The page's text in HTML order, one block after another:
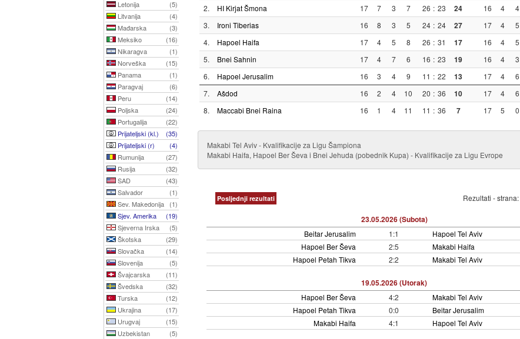
Letonija
(5)
Litvanija
(4)
Mađarska
(3)
Meksiko
(16)
Nikaragva
(1)
Norveška
(15)
Panama
(1)
Paragvaj
(6)
Peru
(14)
Poljska
(24)
Portugalija
(22)
Prijateljski (kl.)
(35)
Prijateljski (r)
(4)
Rumunija
(27)
Rusija
(32)
SAD
(43)
Salvador
(1)
Sev. Makedonija
(1)
Sjev. Amerika
(19)
Sjeverna Irska
(5)
Škotska
(29)
Slovačka
(14)
Slovenija
(5)
Švajcarska
(11)
Švedska
(32)
Turska
(12)
Ukrajina
(17)
Urugvaj
(15)
Uzbekistan
(5)
2. HI Kirjat Šmona 17 7 3 7 26 : 23 24 16 4 4
3. Ironi Tiberias 16 8 3 5 24 : 24 27 17 4 5
4. Hapoel Haifa 17 4 5 8 26 : 31 17 16 4 5
5. Bnei Sahnin 17 4 7 6 16 : 23 19 16 4 3
6. Hapoel Jerusalim 16 3 4 9 11 : 22 13 17 4 6
7. Ašdod 16 2 4 10 20 : 36 10 17 4 6
8. Maccabi Bnei Raina 16 1 4 11 11 : 36 7 17 5 0
Makabi Tel Aviv - Kvalifikacije za Ligu Šampiona
Makabi Haifa, Hapoel Ber Ševa i Bnei Jehuda (pobednik Kupa) - Kvalifikacije za Ligu Evrope
Posljednji rezultati Rezultati - strana:
23.05.2026 (Subota)
Beitar Jerusalim 1:1
Hapoel Tel Aviv
Hapoel Ber Ševa
2:5
Makabi Haifa
Hapoel Petah Tikva
2:2 Makabi Tel Aviv
19.05.2026 (Utorak)
Hapoel Ber Ševa 4:2
Makabi Tel Aviv
Hapoel Petah Tikva
0:0
Beitar Jerusalim
Makabi Haifa
4:1 Hapoel Tel Aviv